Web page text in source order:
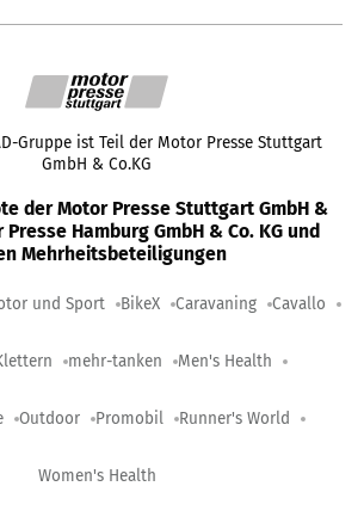
Gruppe ist Teil der Motor Presse Stuttgart
GmbH & Co.KG
der Motor Presse Stuttgart GmbH &
Presse Hamburg GmbH & Co. KG und
Mehrheitsbeteiligungen
und Sport BikeX Caravaning Cavallo
mehr-tanken Men's Health
Outdoor Promobil Runner's World
Women's Health